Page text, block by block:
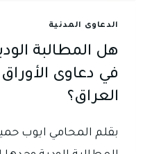
الدعاوى المدنية
هل المطالبة
في دعاوى الأوراق
العراق؟
بقلم المحامي ايوب